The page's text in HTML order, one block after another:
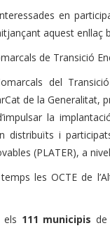
en
aquest enllaç
de Transició
del
de la Generalitat,
la
distribuïts i
(PLATER), a
les OCTE de
111 municipis